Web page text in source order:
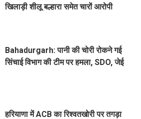
खिलाड़ी शीलू बल्हारा समेत चारों आरोपी
Bahadurgarh: पानी की चोरी रोकने गई
सिंचाई विभाग की टीम पर हमला, SDO, जेई
हरियाणा में ACB का रिश्वतखोरी पर तगड़ा